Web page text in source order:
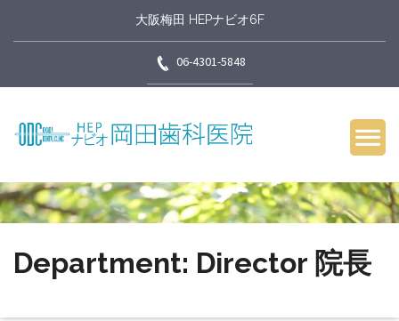
大阪梅田 HEPナビオ6F
06-4301-5848
Department: Director 院長